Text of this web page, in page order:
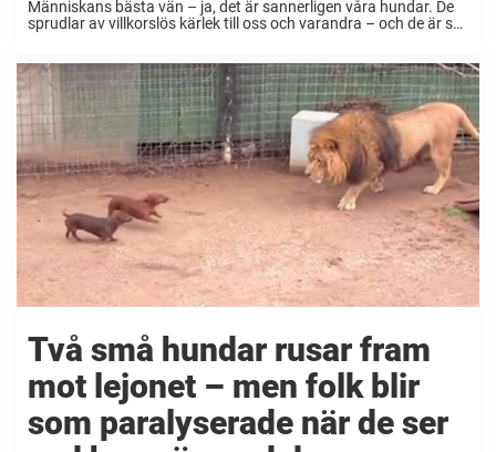
Människans bästa vän – ja, det är sannerligen våra hundar. De
sprudlar av villkorslös kärlek till oss och varandra – och de är så
Två små hundar rusar fram
mot lejonet – men folk blir
som paralyserade när de ser